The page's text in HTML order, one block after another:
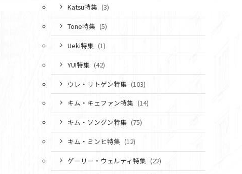
Katsu特集 (3)
Tone特集 (5)
Ueki特集 (1)
YUI特集 (42)
ウレ・リトゲン特集 (103)
キム・キェファン特集 (14)
キム・ソングン特集 (75)
キム・ミンヒ特集 (12)
ゲーリー・ウェルティ特集 (22)